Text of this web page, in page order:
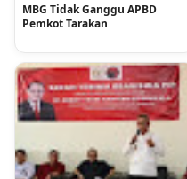
MBG Tidak Ganggu APBD
Pemkot Tarakan